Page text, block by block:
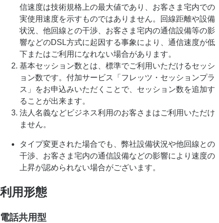
信速度は技術規格上の最大値であり、お客さま宅内での
実使用速度を示すものではありません。回線距離や設備
状況、他回線との干渉、お客さま宅内の通信設備等の影
響などのDSL方式に起因する事象により、通信速度が低
下またはご利用になれない場合があります。
基本セッション数とは、標準でご利用いただけるセッシ
ョン数です。付加サービス「フレッツ・セッションプラ
ス」をお申込みいただくことで、セッション数を追加す
ることが出来ます。
法人名義などビジネス利用のお客さまはご利用いただけ
ません。
タイプ変更された場合でも、弊社設備状況や他回線との
干渉、お客さま宅内の通信設備などの影響により速度の
上昇が認められない場合がございます。
利用形態
電話共用型